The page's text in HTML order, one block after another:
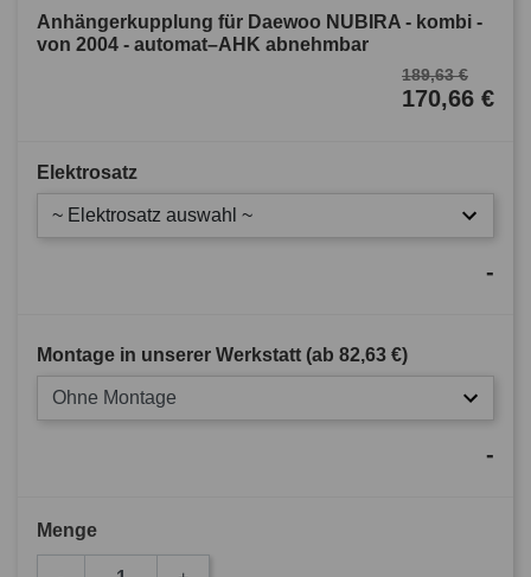
Anhängerkupplung für Daewoo NUBIRA - kombi -
von 2004 - automat–AHK abnehmbar
189,63 €
170,66 €
Elektrosatz
~ Elektrosatz auswahl ~
-
Montage in unserer Werkstatt (ab 82,63 €)
Ohne Montage
-
Menge